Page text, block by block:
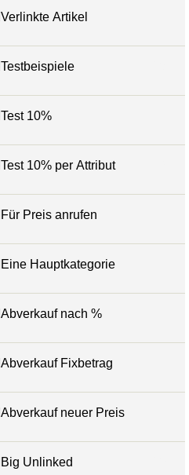
Verlinkte Artikel
Testbeispiele
Test 10%
Test 10% per Attribut
Für Preis anrufen
Eine Hauptkategorie
Abverkauf nach %
Abverkauf Fixbetrag
Abverkauf neuer Preis
Big Unlinked